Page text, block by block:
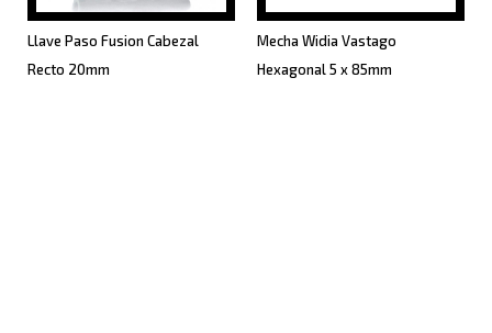
Llave Paso Fusion Cabezal
Recto 20mm
Mecha Widia Vastago
Hexagonal 5 x 85mm